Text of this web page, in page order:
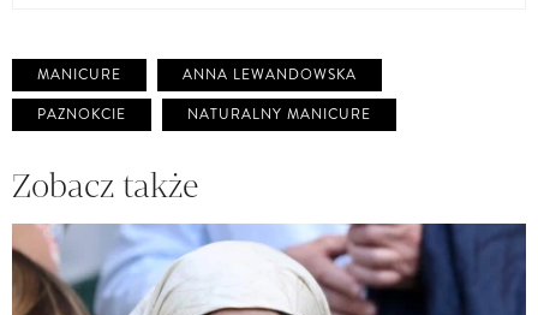
MANICURE
ANNA LEWANDOWSKA
PAZNOKCIE
NATURALNY MANICURE
Zobacz także